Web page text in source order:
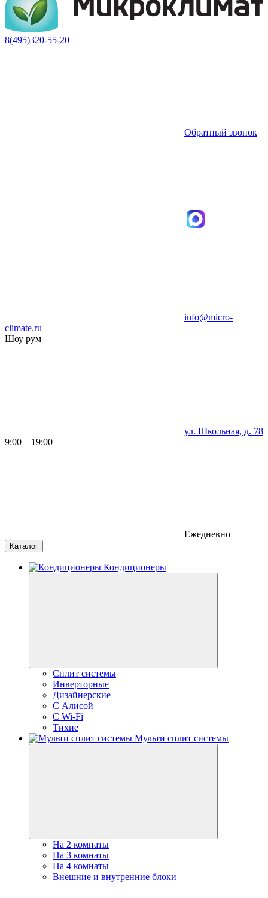
8(495)320-55-20
Обратный звонок
info@micro-
climate.ru
Шоу рум
ул. Школьная, д. 78
9:00 – 19:00
Ежедневно
Каталог
Кондиционеры
Сплит системы
Инверторные
Дизайнерские
С Алисой
C Wi-Fi
Тихие
Мульти сплит системы
На 2 комнаты
На 3 комнаты
На 4 комнаты
Внешние и внутренние блоки